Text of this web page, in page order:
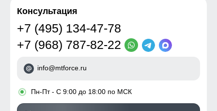
Консультация
+7 (495) 134-47-78
+7 (968) 787-82-22
info@mtforce.ru
• Пн-Пт - С 9:00 до 18:00 по МСК